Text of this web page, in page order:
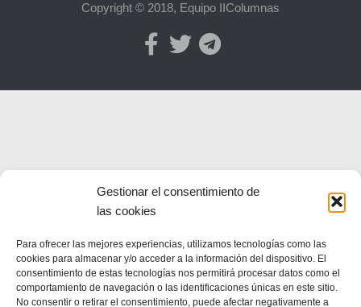
Gestionar el consentimiento de
las cookies
Para ofrecer las mejores experiencias, utilizamos tecnologías como las
cookies para almacenar y/o acceder a la información del dispositivo. El
consentimiento de estas tecnologías nos permitirá procesar datos como el
comportamiento de navegación o las identificaciones únicas en este sitio.
No consentir o retirar el consentimiento, puede afectar negativamente a
Copyright © 2018, Equipo IIColumnas